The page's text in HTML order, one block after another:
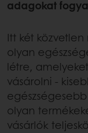
adagokat
Itt két
olyan
létre,
vásárolni -
olyan
vásárlók